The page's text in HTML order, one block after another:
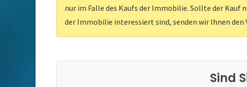
nur im Falle des Kaufs der Immobilie. Sollte der
der Immobilie interessiert sind, senden wir Ihnen den
Sind